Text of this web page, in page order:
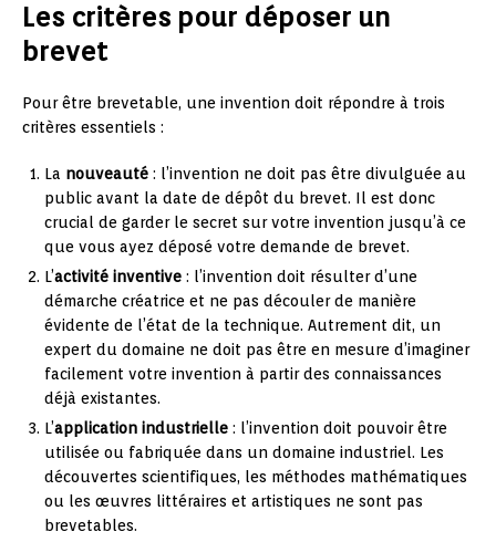
Les critères pour déposer un
brevet
Pour être brevetable, une invention doit répondre à trois
critères essentiels :
La nouveauté : l’invention ne doit pas être divulguée au
public avant la date de dépôt du brevet. Il est donc
crucial de garder le secret sur votre invention jusqu’à ce
que vous ayez déposé votre demande de brevet.
L’activité inventive : l’invention doit résulter d’une
démarche créatrice et ne pas découler de manière
évidente de l’état de la technique. Autrement dit, un
expert du domaine ne doit pas être en mesure d’imaginer
facilement votre invention à partir des connaissances
déjà existantes.
L’application industrielle : l’invention doit pouvoir être
utilisée ou fabriquée dans un domaine industriel. Les
découvertes scientifiques, les méthodes mathématiques
ou les œuvres littéraires et artistiques ne sont pas
brevetables.